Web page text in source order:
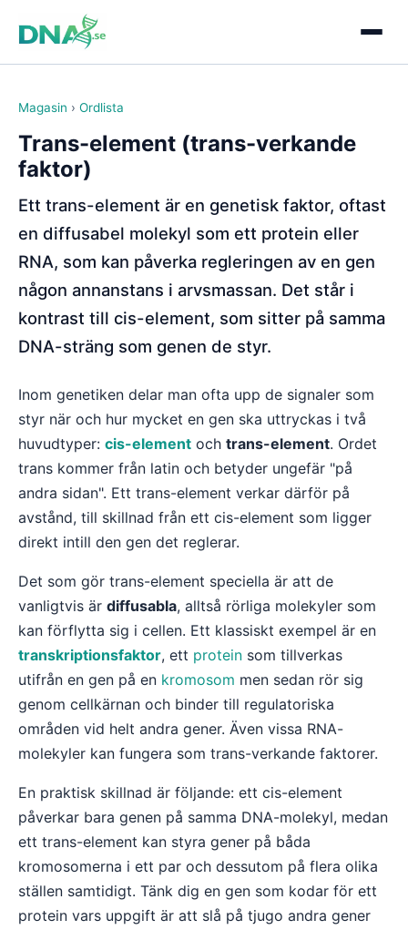
Magasin › Ordlista
Trans-element (trans-verkande
faktor)
Ett trans-element är en genetisk faktor, oftast
en diffusabel molekyl som ett protein eller
RNA, som kan påverka regleringen av en gen
någon annanstans i arvsmassan. Det står i
kontrast till cis-element, som sitter på samma
DNA-sträng som genen de styr.
Inom genetiken delar man ofta upp de signaler som
styr när och hur mycket en gen ska uttryckas i två
huvudtyper: cis-element och trans-element. Ordet
trans kommer från latin och betyder ungefär "på
andra sidan". Ett trans-element verkar därför på
avstånd, till skillnad från ett cis-element som ligger
direkt intill den gen det reglerar.
Det som gör trans-element speciella är att de
vanligtvis är diffusabla, alltså rörliga molekyler som
kan förflytta sig i cellen. Ett klassiskt exempel är en
transkriptionsfaktor, ett protein som tillverkas
utifrån en gen på en kromosom men sedan rör sig
genom cellkärnan och binder till regulatoriska
områden vid helt andra gener. Även vissa RNA-
molekyler kan fungera som trans-verkande faktorer.
En praktisk skillnad är följande: ett cis-element
påverkar bara genen på samma DNA-molekyl, medan
ett trans-element kan styra gener på båda
kromosomerna i ett par och dessutom på flera olika
ställen samtidigt. Tänk dig en gen som kodar för ett
protein vars uppgift är att slå på tjugo andra gener